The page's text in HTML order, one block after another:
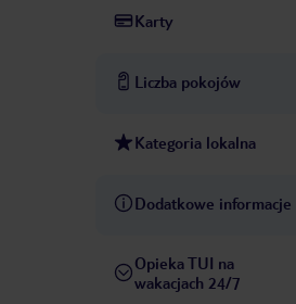
Karty
Liczba pokojów
Kategoria lokalna
Dodatkowe informacje
Opieka TUI na
wakacjach 24/7